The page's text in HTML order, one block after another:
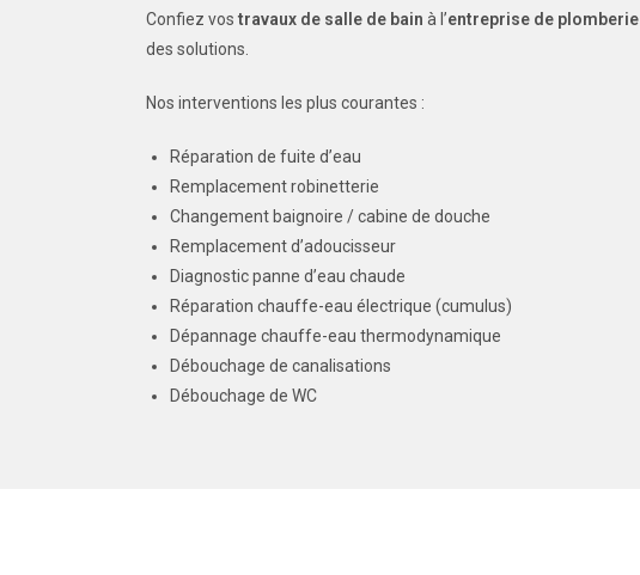
Confiez vos travaux de salle de bain à l’entreprise de plomberie
des solutions.
Nos interventions les plus courantes :
Réparation de fuite d’eau
Remplacement robinetterie
Changement baignoire / cabine de douche
Remplacement d’adoucisseur
Diagnostic panne d’eau chaude
Réparation chauffe-eau électrique (cumulus)
Dépannage chauffe-eau thermodynamique
Débouchage de canalisations
Débouchage de WC